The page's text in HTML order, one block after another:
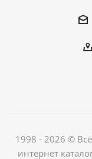
1998 - 2026 ©
интернет